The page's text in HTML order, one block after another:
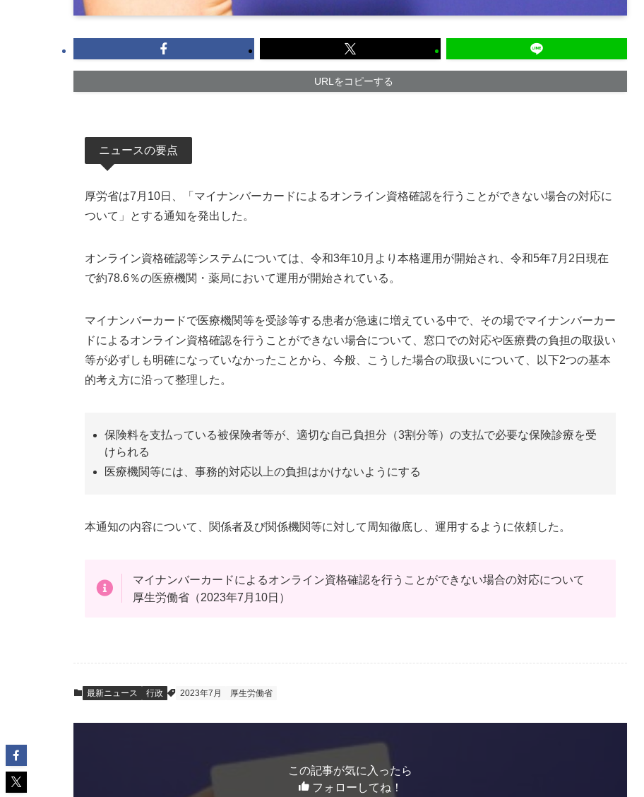
URLをコピーする
ニュースの要点
厚労省は7月10日、「マイナンバーカードによるオンライン資格確認を行うことができない場合の対応に
ついて」とする通知を発出した。
オンライン資格確認等システムについては、令和3年10月より本格運用が開始され、令和5年7月2日現在
で約78.6％の医療機関・薬局において運用が開始されている。
マイナンバーカードで医療機関等を受診等する患者が急速に増えている中で、その場でマイナンバーカー
ドによるオンライン資格確認を行うことができない場合について、窓口での対応や医療費の負担の取扱い
等が必ずしも明確になっていなかったことから、今般、こうした場合の取扱いについて、以下2つの基本
的考え方に沿って整理した。
保険料を支払っている被保険者等が、適切な自己負担分（3割分等）の支払で必要な保険診療を受
けられる
医療機関等には、事務的対応以上の負担はかけないようにする
本通知の内容について、関係者及び関係機関等に対して周知徹底し、運用するように依頼した。
マイナンバーカードによるオンライン資格確認を行うことができない場合の対応について
厚生労働省（2023年7月10日）
最新ニュース 行政 2023年7月 厚生労働省
この記事が気に入ったら
フォローしてね！